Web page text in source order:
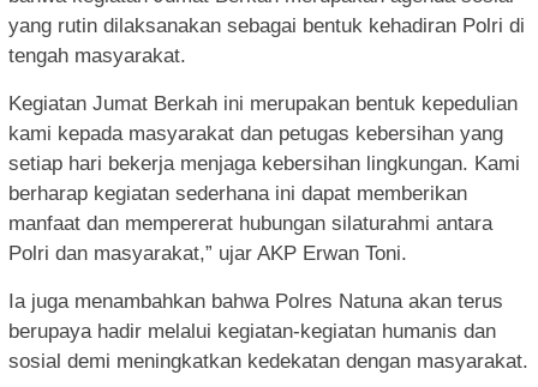
yang rutin dilaksanakan sebagai bentuk kehadiran Polri di
tengah masyarakat.
Kegiatan Jumat Berkah ini merupakan bentuk kepedulian
kami kepada masyarakat dan petugas kebersihan yang
setiap hari bekerja menjaga kebersihan lingkungan. Kami
berharap kegiatan sederhana ini dapat memberikan
manfaat dan mempererat hubungan silaturahmi antara
Polri dan masyarakat,” ujar AKP Erwan Toni.
Ia juga menambahkan bahwa Polres Natuna akan terus
berupaya hadir melalui kegiatan-kegiatan humanis dan
sosial demi meningkatkan kedekatan dengan masyarakat.